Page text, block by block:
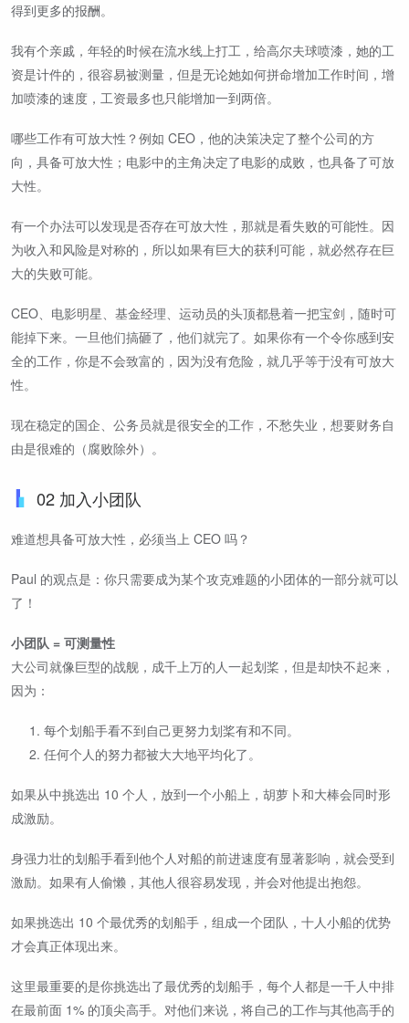
得到更多的报酬。
我有个亲戚，年轻的时候在流水线上打工，给高尔夫球喷漆，她的工
资是计件的，很容易被测量，但是无论她如何拼命增加工作时间，增
加喷漆的速度，工资最多也只能增加一到两倍。
哪些工作有可放大性？例如 CEO，他的决策决定了整个公司的方
向，具备可放大性；电影中的主角决定了电影的成败，也具备了可放
大性。
有一个办法可以发现是否存在可放大性，那就是看失败的可能性。因
为收入和风险是对称的，所以如果有巨大的获利可能，就必然存在巨
大的失败可能。
CEO、电影明星、基金经理、运动员的头顶都悬着一把宝剑，随时可
能掉下来。一旦他们搞砸了，他们就完了。如果你有一个令你感到安
全的工作，你是不会致富的，因为没有危险，就几乎等于没有可放大
性。
现在稳定的国企、公务员就是很安全的工作，不愁失业，想要财务自
由是很难的（腐败除外）。
02 加入小团队
难道想具备可放大性，必须当上 CEO 吗？
Paul 的观点是：你只需要成为某个攻克难题的小团体的一部分就可以
了！
小团队 = 可测量性
大公司就像巨型的战舰，成千上万的人一起划桨，但是却快不起来，
因为：
每个划船手看不到自己更努力划桨有和不同。
任何个人的努力都被大大地平均化了。
如果从中挑选出 10 个人，放到一个小船上，胡萝卜和大棒会同时形
成激励。
身强力壮的划船手看到他个人对船的前进速度有显著影响，就会受到
激励。如果有人偷懒，其他人很容易发现，并会对他提出抱怨。
如果挑选出 10 个最优秀的划船手，组成一个团队，十人小船的优势
才会真正体现出来。
这里最重要的是你挑选出了最优秀的划船手，每个人都是一千人中排
在最前面 1% 的顶尖高手。对他们来说，将自己的工作与其他高手的